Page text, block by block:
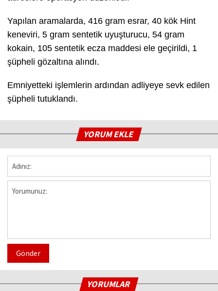
Yapılan aramalarda, 416 gram esrar, 40 kök Hint
keneviri, 5 gram sentetik uyuşturucu, 54 gram
kokain, 105 sentetik ecza maddesi ele geçirildi, 1
şüpheli gözaltına alındı.
Emniyetteki işlemlerin ardından adliyeye sevk edilen
şüpheli tutuklandı.
YORUM EKLE
Gönder
YORUMLAR